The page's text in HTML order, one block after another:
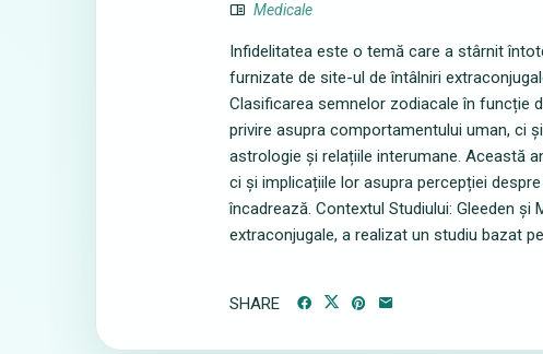
Medicale
Infidelitatea este o temă care a stârnit
furnizate de site-ul de întâlniri
Clasificarea semnelor zodiacale în funcție
privire asupra comportamentului uman, ci
astrologie și relațiile interumane. Această
ci și implicațiile lor asupra percepției
încadrează. Contextul Studiului: Gleeden
extraconjugale, a realizat un studiu bazat
SHARE